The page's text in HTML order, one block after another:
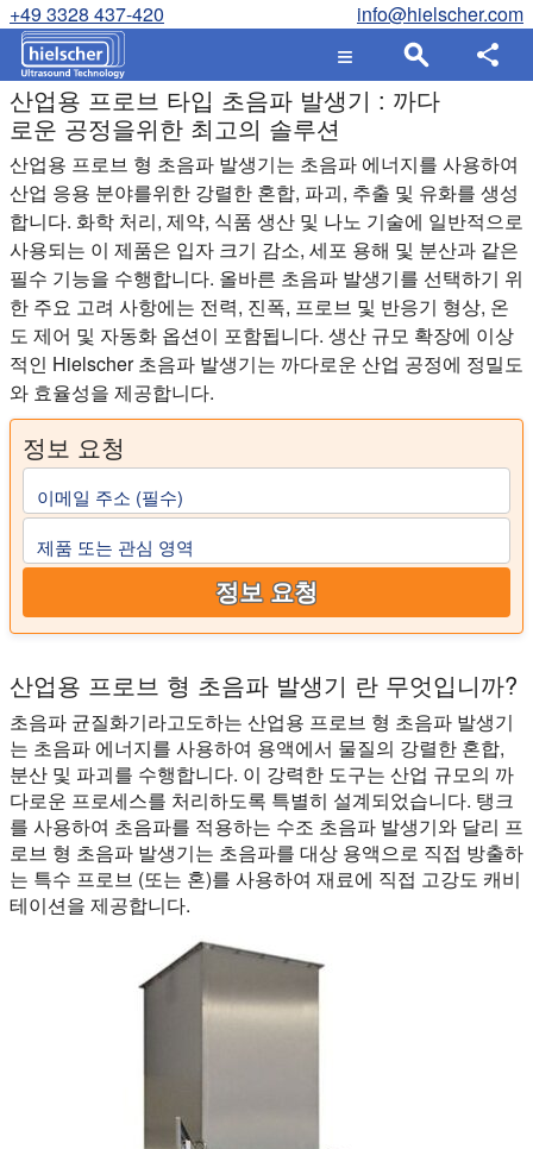
+49 3328 437-420 info@hielscher.com
산업용 프로브 타입 초음파 발생기 : 까다
로운 공정을위한 최고의 솔루션
산업용 프로브 형 초음파 발생기는 초음파 에너지를 사용하여
산업 응용 분야를위한 강렬한 혼합, 파괴, 추출 및 유화를 생성
합니다. 화학 처리, 제약, 식품 생산 및 나노 기술에 일반적으로
사용되는 이 제품은 입자 크기 감소, 세포 용해 및 분산과 같은
필수 기능을 수행합니다. 올바른 초음파 발생기를 선택하기 위
한 주요 고려 사항에는 전력, 진폭, 프로브 및 반응기 형상, 온
도 제어 및 자동화 옵션이 포함됩니다. 생산 규모 확장에 이상
적인 Hielscher 초음파 발생기는 까다로운 산업 공정에 정밀도
와 효율성을 제공합니다.
정보 요청
이메일 주소 (필수)
제품 또는 관심 영역
정보 요청
산업용 프로브 형 초음파 발생기 란 무엇입니까?
초음파 균질화기라고도하는 산업용 프로브 형 초음파 발생기
는 초음파 에너지를 사용하여 용액에서 물질의 강렬한 혼합,
분산 및 파괴를 수행합니다. 이 강력한 도구는 산업 규모의 까
다로운 프로세스를 처리하도록 특별히 설계되었습니다. 탱크
를 사용하여 초음파를 적용하는 수조 초음파 발생기와 달리 프
로브 형 초음파 발생기는 초음파를 대상 용액으로 직접 방출하
는 특수 프로브 (또는 혼)를 사용하여 재료에 직접 고강도 캐비
테이션을 제공합니다.